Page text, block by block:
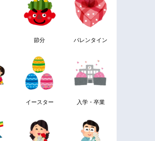
節分 バレンタイン
イースター 入学・卒業